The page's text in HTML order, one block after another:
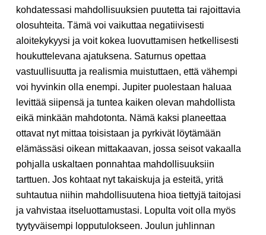
kohdatessasi mahdollisuuksien puutetta tai rajoittavia
olosuhteita. Tämä voi vaikuttaa negatiivisesti
aloitekykyysi ja voit kokea luovuttamisen hetkellisesti
houkuttelevana ajatuksena. Saturnus opettaa
vastuullisuutta ja realismia muistuttaen, että vähempi
voi hyvinkin olla enempi. Jupiter puolestaan haluaa
levittää siipensä ja tuntea kaiken olevan mahdollista
eikä minkään mahdotonta. Nämä kaksi planeettaa
ottavat nyt mittaa toisistaan ja pyrkivät löytämään
elämässäsi oikean mittakaavan, jossa seisot vakaalla
pohjalla uskaltaen ponnahtaa mahdollisuuksiin
tarttuen. Jos kohtaat nyt takaiskuja ja esteitä, yritä
suhtautua niihin mahdollisuutena hioa tiettyjä taitojasi
ja vahvistaa itseluottamustasi. Lopulta voit olla myös
tyytyväisempi lopputulokseen. Joulun juhlinnan